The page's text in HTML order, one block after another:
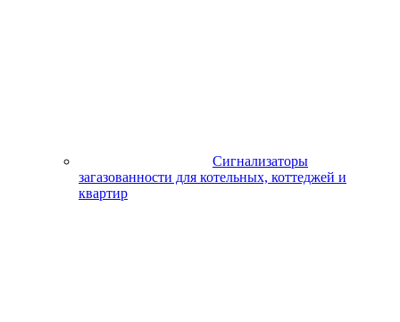
Сигнализаторы
загазованности для котельных, коттеджей и
квартир